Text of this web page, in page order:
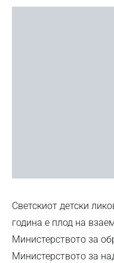
Светскиот детски
година е плод на
Министерството за
Министерството за